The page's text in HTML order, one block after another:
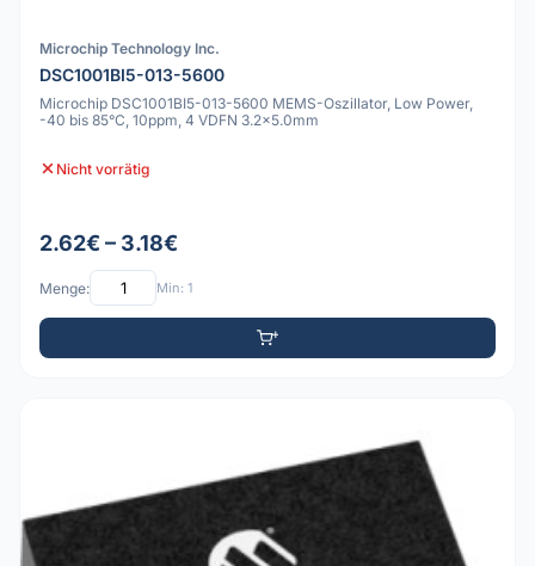
Microchip Technology Inc.
DSC1001BI5-013-5600
Microchip DSC1001BI5-013-5600 MEMS-Oszillator, Low Power,
-40 bis 85°C, 10ppm, 4 VDFN 3.2x5.0mm
Nicht vorrätig
2.62€ – 3.18€
Menge: Min: 1